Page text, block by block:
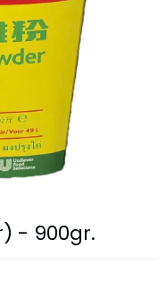
- 900gr.